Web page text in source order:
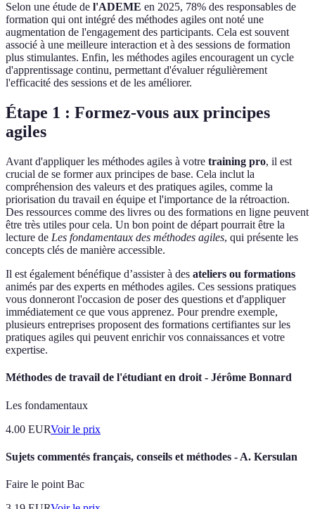
Selon une étude de l'ADEME en 2025, 78% des responsables de
formation qui ont intégré des méthodes agiles ont noté une
augmentation de l'engagement des participants. Cela est souvent
associé à une meilleure interaction et à des sessions de formation
plus stimulantes. Enfin, les méthodes agiles encouragent un cycle
d'apprentissage continu, permettant d'évaluer régulièrement
l'efficacité des sessions et de les améliorer.
Étape 1 : Formez-vous aux principes
agiles
Avant d'appliquer les méthodes agiles à votre training pro, il est
crucial de se former aux principes de base. Cela inclut la
compréhension des valeurs et des pratiques agiles, comme la
priorisation du travail en équipe et l'importance de la rétroaction.
Des ressources comme des livres ou des formations en ligne peuvent
être très utiles pour cela. Un bon point de départ pourrait être la
lecture de Les fondamentaux des méthodes agiles, qui présente les
concepts clés de manière accessible.
Il est également bénéfique d’assister à des ateliers ou formations
animés par des experts en méthodes agiles. Ces sessions pratiques
vous donneront l'occasion de poser des questions et d'appliquer
immédiatement ce que vous apprenez. Pour prendre exemple,
plusieurs entreprises proposent des formations certifiantes sur les
pratiques agiles qui peuvent enrichir vos connaissances et votre
expertise.
Méthodes de travail de l'étudiant en droit - Jérôme Bonnard
Les fondamentaux
4.00 EURVoir le prix
Sujets commentés français, conseils et méthodes - A. Kersulan
Faire le point Bac